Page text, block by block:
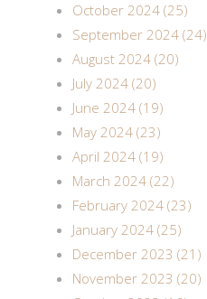
October 2024 (25)
September 2024 (24)
August 2024 (20)
July 2024 (20)
June 2024 (19)
May 2024 (23)
April 2024 (19)
March 2024 (22)
February 2024 (23)
January 2024 (25)
December 2023 (21)
November 2023 (20)